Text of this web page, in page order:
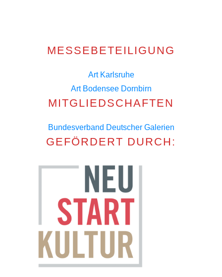
MESSEBETEILIGUNG
Art Karlsruhe
Art Bodensee Dornbirn
MITGLIEDSCHAFTEN
Bundesverband Deutscher Galerien
GEFÖRDERT DURCH: